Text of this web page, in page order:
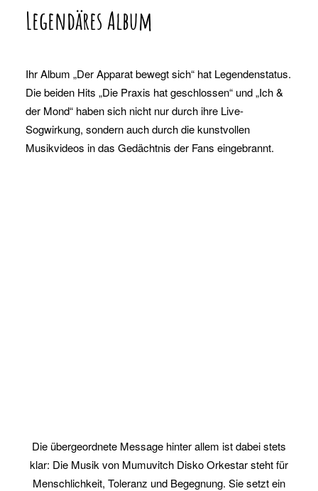
Legendäres Album
Ihr Album „Der Apparat bewegt sich“ hat Legendenstatus.
Die beiden Hits „Die Praxis hat geschlossen“ und „Ich &
der Mond“ haben sich nicht nur durch ihre Live-
Sogwirkung, sondern auch durch die kunstvollen
Musikvideos in das Gedächtnis der Fans eingebrannt.
Die übergeordnete Message hinter allem ist dabei stets
klar: Die Musik von Mumuvitch Disko Orkestar steht für
Menschlichkeit, Toleranz und Begegnung. Sie setzt ein